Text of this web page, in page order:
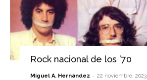
Rock nacional de los ’70
Miguel A. Hernández - 22 noviembre, 2023